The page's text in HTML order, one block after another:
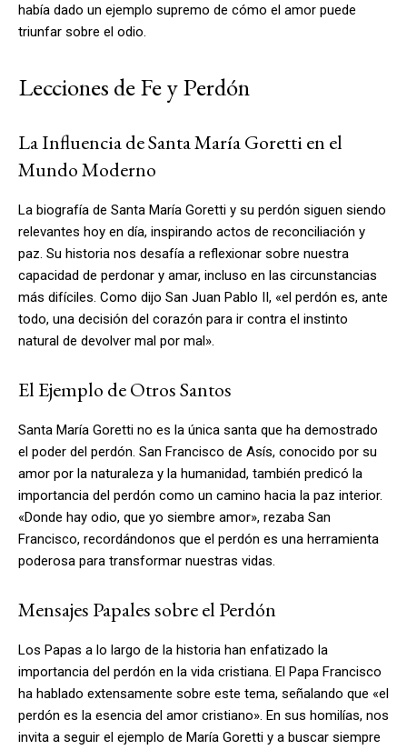
había dado un ejemplo supremo de cómo el amor puede
triunfar sobre el odio.
Lecciones de Fe y Perdón
La Influencia de Santa María Goretti en el
Mundo Moderno
La biografía de Santa María Goretti y su perdón siguen siendo
relevantes hoy en día, inspirando actos de reconciliación y
paz. Su historia nos desafía a reflexionar sobre nuestra
capacidad de perdonar y amar, incluso en las circunstancias
más difíciles. Como dijo San Juan Pablo II, «el perdón es, ante
todo, una decisión del corazón para ir contra el instinto
natural de devolver mal por mal».
El Ejemplo de Otros Santos
Santa María Goretti no es la única santa que ha demostrado
el poder del perdón. San Francisco de Asís, conocido por su
amor por la naturaleza y la humanidad, también predicó la
importancia del perdón como un camino hacia la paz interior.
«Donde hay odio, que yo siembre amor», rezaba San
Francisco, recordándonos que el perdón es una herramienta
poderosa para transformar nuestras vidas.
Mensajes Papales sobre el Perdón
Los Papas a lo largo de la historia han enfatizado la
importancia del perdón en la vida cristiana. El Papa Francisco
ha hablado extensamente sobre este tema, señalando que «el
perdón es la esencia del amor cristiano». En sus homilías, nos
invita a seguir el ejemplo de María Goretti y a buscar siempre